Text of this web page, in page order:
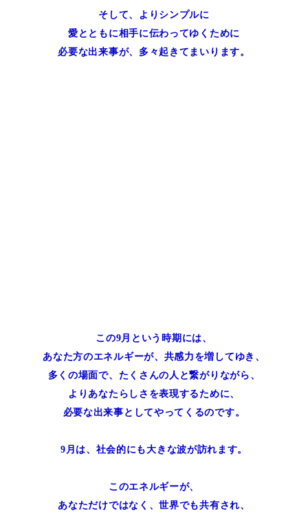
そして、よりシンプルに
愛とともに相手に伝わってゆくために
必要な出来事が、多々起きてまいります。
この9月という時期には、
あなた方のエネルギーが、共感力を増してゆき、
多くの場面で、たくさんの人と繋がりながら、
よりあなたらしさを表現するために、
必要な出来事としてやってくるのです。
9月は、社会的にも大きな波が訪れます。
このエネルギーが、
あなただけではなく、世界でも共有され、